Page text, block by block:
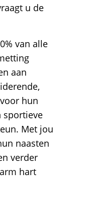
u de
van alle
aan
hun
sportieve
Met jou
naasten
verder
hart